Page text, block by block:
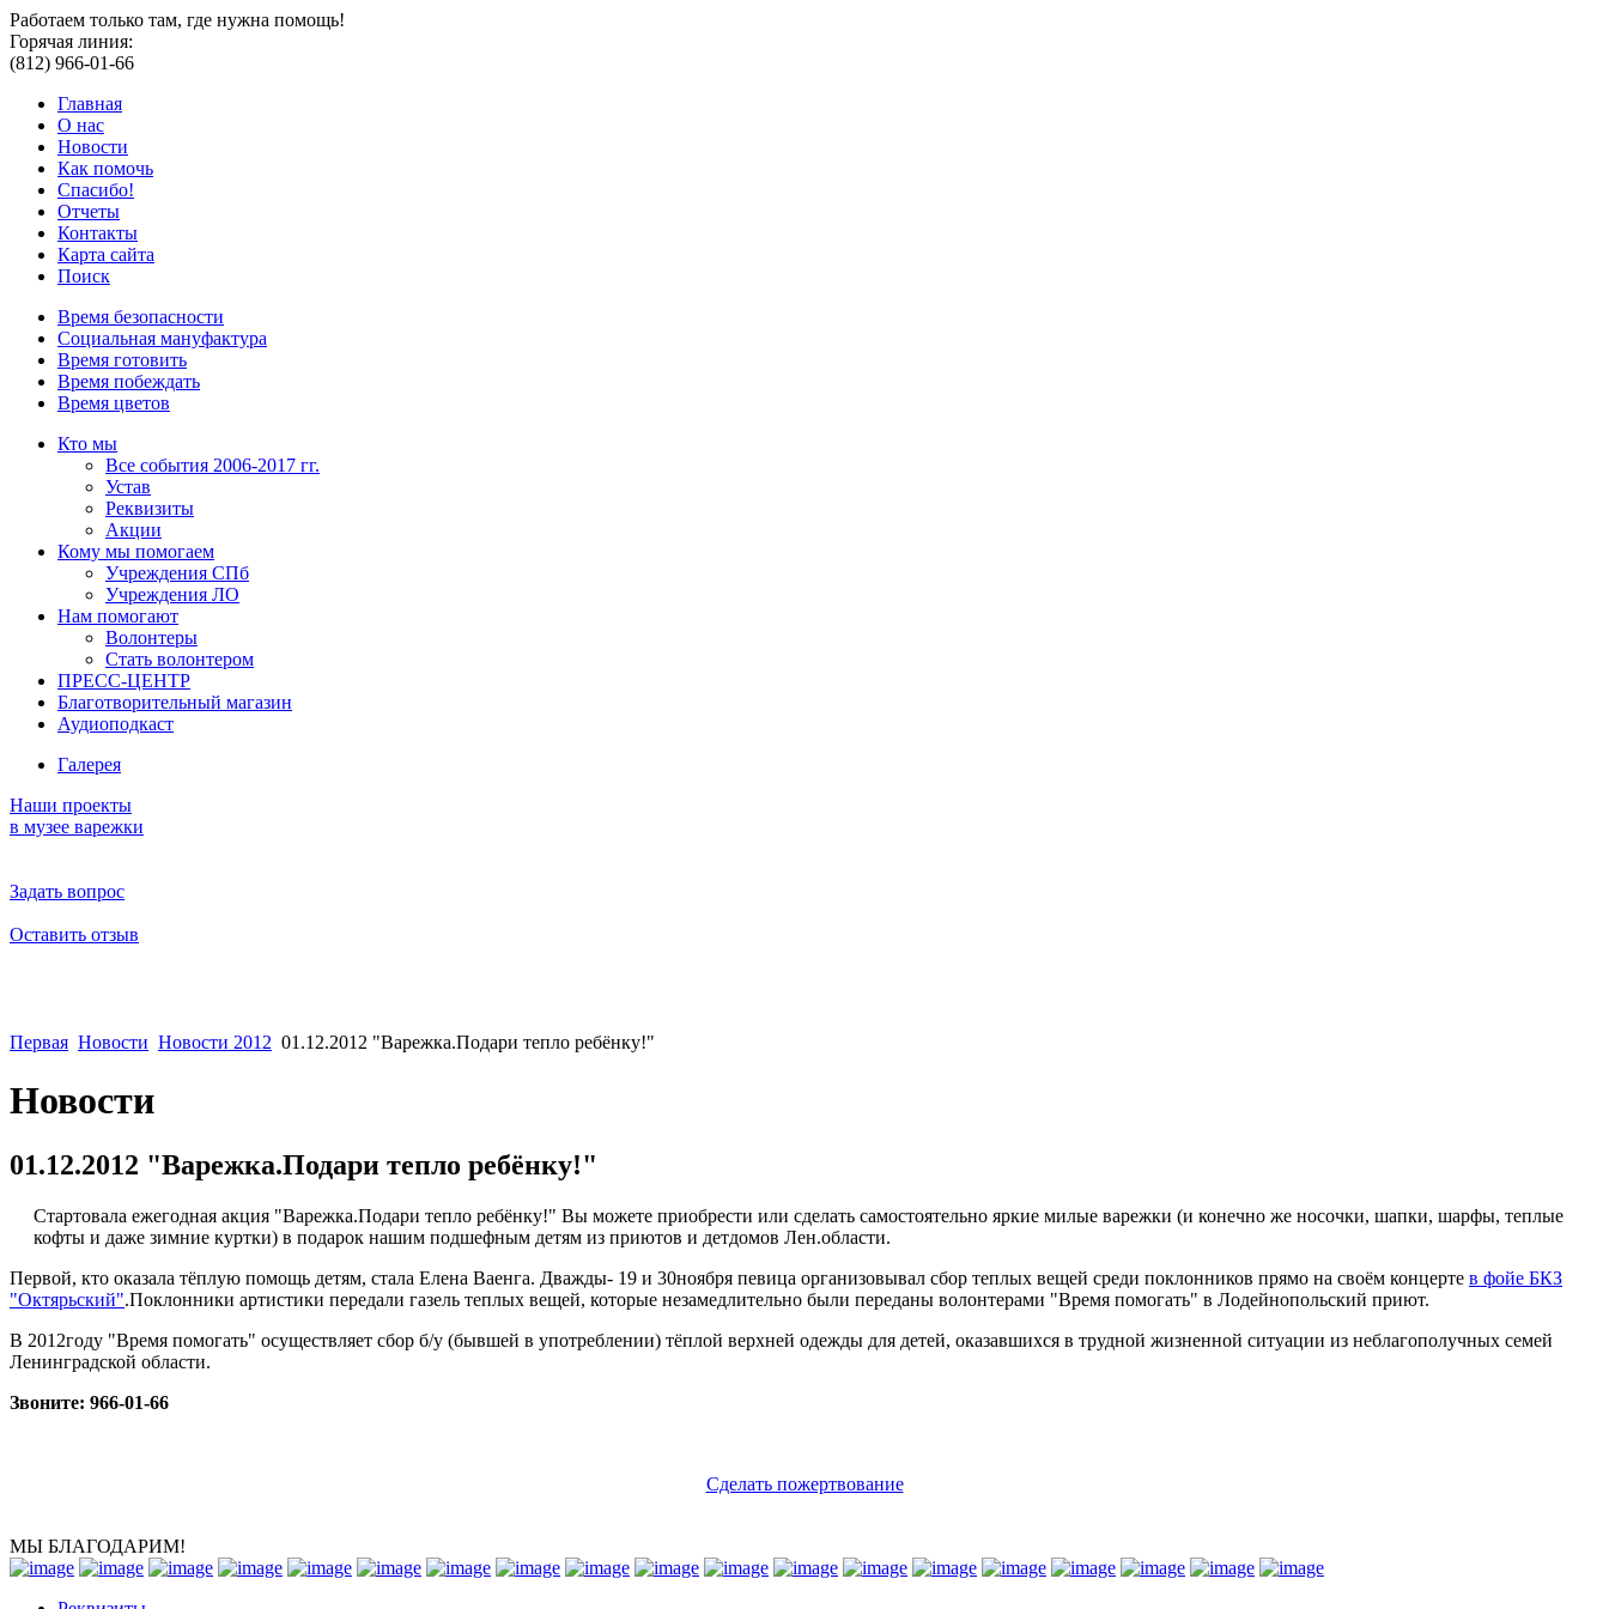
Работаем только там, где нужна помощь!
Горячая линия:
(812) 966-01-66
Главная
О нас
Новости
Как помочь
Спасибо!
Отчеты
Контакты
Карта сайта
Поиск
Время безопасности
Социальная мануфактура
Время готовить
Время побеждать
Время цветов
Кто мы
Все события 2006-2017 гг.
Устав
Реквизиты
Акции
Кому мы помогаем
Учреждения СПб
Учреждения ЛО
Нам помогают
Волонтеры
Стать волонтером
ПРЕСС-ЦЕНТР
Благотворительный магазин
Аудиоподкаст
Галерея
Наши проекты
в музее варежки
Задать вопрос
Оставить отзыв
Первая Новости Новости 2012 01.12.2012 "Варежка.Подари тепло ребёнку!"
Новости
01.12.2012 "Варежка.Подари тепло ребёнку!"
Стартовала ежегодная акция "Варежка.Подари тепло ребёнку!" Вы можете приобрести или сделать самостоятельно яркие милые варежки (и конечно же носочки, шапки, шарфы, теплые
кофты и даже зимние куртки) в подарок нашим подшефным детям из приютов и детдомов Лен.области.
Первой, кто оказала тёплую помощь детям, стала Елена Ваенга. Дважды- 19 и 30ноября певица организовывал сбор теплых вещей среди поклонников прямо на своём концерте в фойе БКЗ
"Октярьский".Поклонники артистики передали газель теплых вещей, которые незамедлительно были переданы волонтерами "Время помогать" в Лодейнопольский приют.
В 2012году "Время помогать" осуществляет сбор б/у (бывшей в употреблении) тёплой верхней одежды для детей, оказавшихся в трудной жизненной ситуации из неблагополучных семей
Ленинградской области.
Звоните: 966-01-66
Сделать пожертвование
МЫ БЛАГОДАРИМ!